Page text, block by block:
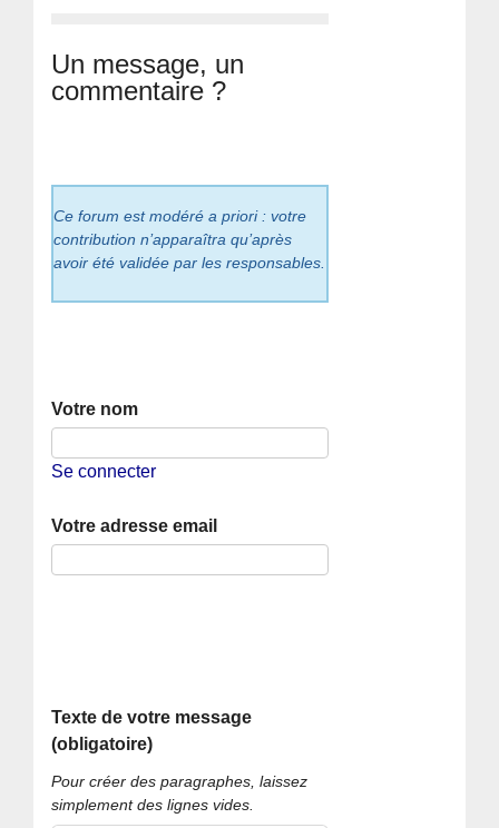
Un message, un
commentaire ?
Ce forum est modéré a priori : votre
contribution n’apparaîtra qu’après
avoir été validée par les responsables.
Votre nom
Se connecter
Votre adresse email
Texte de votre message
(obligatoire)
Pour créer des paragraphes, laissez
simplement des lignes vides.